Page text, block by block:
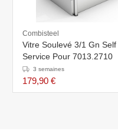
Combisteel
Vitre Soulevé 3/1 Gn Self
Service Pour 7013.2710
3 semaines
179,90 €